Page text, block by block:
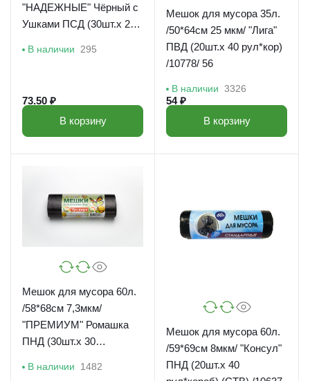
"НАДЕЖНЫЕ" Чёрный с
Ушками ПСД (30шт.х 20
В наличии 295
73.50 ₽
В корзину
Мешок для мусора 35л.
/50*64см 25 мкм/ "Лига"
ПВД (20шт.х 40 рул*кор)
/10778/ 56
В наличии 3326
54 ₽
В корзину
Мешок для мусора 60л.
/58*68см 7,3мкм/
"ПРЕМИУМ" Ромашка
ПНД (30шт.х 30
В наличии 1482
Мешок для мусора 60л.
/59*69см 8мкм/ "Консул"
ПНД (20шт.х 40